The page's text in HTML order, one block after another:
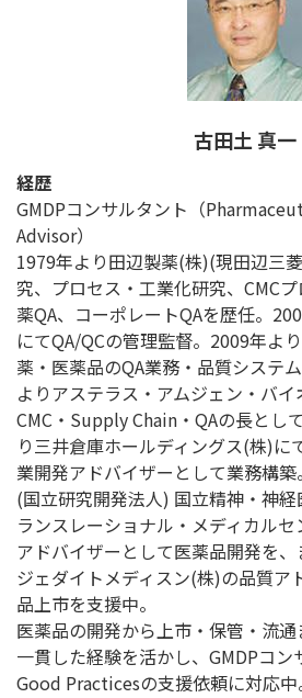
古田土 真一
経歴
GMDPコンサルタント（
Advisor）
1979年より田辺製薬(株)(現田辺三
究、プロセス・工業化研究、CMC
薬QA、コーポレートQAを歴任。
にてQA/QCの管理監督。2009年よ
薬・医薬品のQA業務・品質システ
よりアステラス・アムジェン・バ
CMC・Supply Chain・QAの長とし
り三井倉庫ホールディングス(株)に
業開発アドバイザーとして業務構
(国立研究開発法人) 国立精神・神
ランスレーショナル・メディカル
アドバイザーとして医薬品開発を
ジェダイトメディスン(株)の品質ア
品上市を支援中。
医薬品の開発から上市・保管・流
一貫した経験を活かし、GMDPコン
Good Practicesの支援依頼に対応中